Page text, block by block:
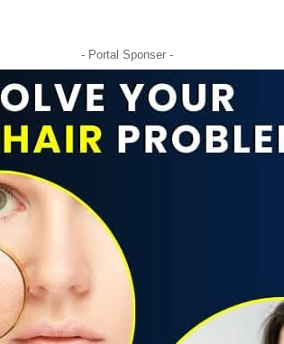
- Portal Sponser -